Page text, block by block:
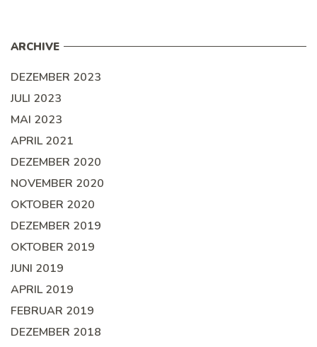
ARCHIVE
DEZEMBER 2023
JULI 2023
MAI 2023
APRIL 2021
DEZEMBER 2020
NOVEMBER 2020
OKTOBER 2020
DEZEMBER 2019
OKTOBER 2019
JUNI 2019
APRIL 2019
FEBRUAR 2019
DEZEMBER 2018